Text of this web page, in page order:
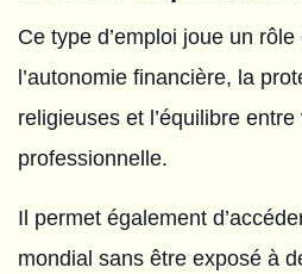
Ce type d’emploi joue un
l’autonomie financière, la
religieuses et l’équilibre
professionnelle.
Il permet également
mondial sans être exposé à